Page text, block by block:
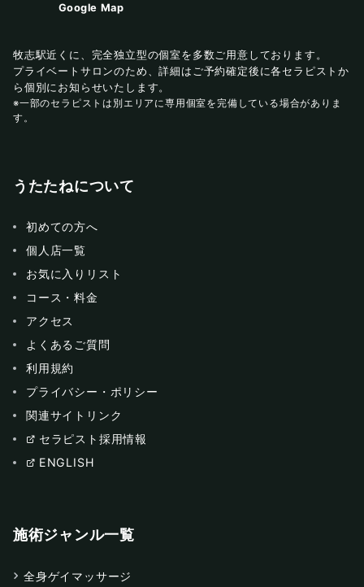
Google Map
牧志駅近くに、完全独立型の個室を多数ご用意しております。
プライベートサロンのため、詳細はご予約確定後に各セラピストか
ら個別にお知らせいたします。
※一部のセラピストは別エリアに専用個室を完備している場合がありま
す。
うたたねについて
初めての方へ
個人店一覧
お気に入りリスト
コース・料金
アクセス
よくあるご質問
利用規約
プライバシー・ポリシー
関連サイトリンク
セラピスト採用情報
ENGLISH
施術ジャンル一覧
全身ゲイマッサージ